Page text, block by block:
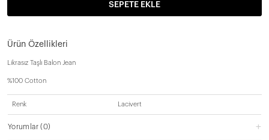
SEPETE EKLE
Ürün Özellikleri
Likrasız Taşlı Balon Jean
%100 Cotton
Renk Lacivert
Yorumlar(0)